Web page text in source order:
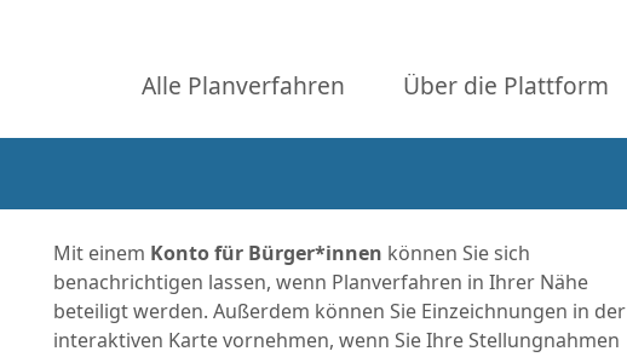
Alle Planverfahren Über die Plattform
Mit einem Konto für Bürger*innen können Sie sich
benachrichtigen lassen, wenn Planverfahren in Ihrer Nähe
beteiligt werden. Außerdem können Sie Einzeichnungen in der
interaktiven Karte vornehmen, wenn Sie Ihre Stellungnahmen